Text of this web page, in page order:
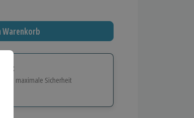
Warenkorb
und maximale Sicherheit